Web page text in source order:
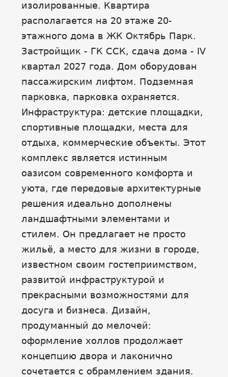
изолированные. Квартира
располагается на 20 этаже 20-
этажного дома в ЖК Октябрь Парк.
Застройщик - ГК ССК, сдача дома - IV
квартал 2027 года. Дом оборудован
пассажирским лифтом. Подземная
парковка, парковка охраняется.
Инфраструктура: детские площадки,
спортивные площадки, места для
отдыха, коммерческие объекты. Этот
комплекс является истинным
оазисом современного комфорта и
уюта, где передовые архитектурные
решения идеально дополнены
ландшафтными элементами и
стилем. Он предлагает не просто
жильё, а место для жизни в городе,
известном своим гостеприимством,
развитой инфраструктурой и
прекрасными возможностями для
досуга и бизнеса. Дизайн,
продуманный до мелочей:
оформление холлов продолжает
концепцию двора и лаконично
сочетается с обрамлением здания.